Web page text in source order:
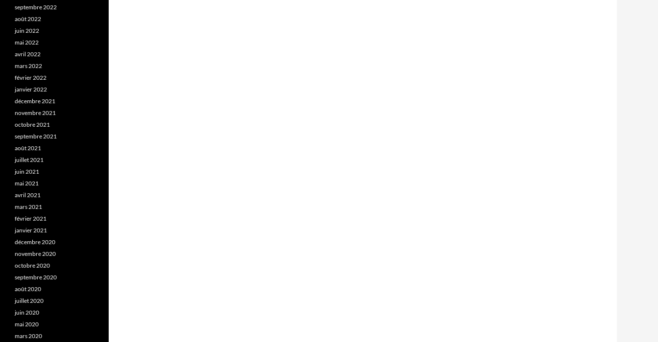
septembre 2022
août 2022
juin 2022
mai 2022
avril 2022
mars 2022
février 2022
janvier 2022
décembre 2021
novembre 2021
octobre 2021
septembre 2021
août 2021
juillet 2021
juin 2021
mai 2021
avril 2021
mars 2021
février 2021
janvier 2021
décembre 2020
novembre 2020
octobre 2020
septembre 2020
août 2020
juillet 2020
juin 2020
mai 2020
mars 2020